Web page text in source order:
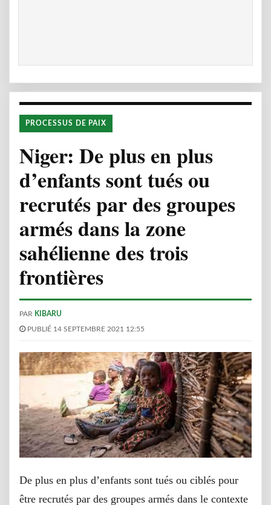
PROCESSUS DE PAIX
Niger: De plus en plus
d’enfants sont tués ou
recrutés par des groupes
armés dans la zone
sahélienne des trois
frontières
PAR KIBARU
PUBLIÉ 14 SEPTEMBRE 2021 12:55
De plus en plus d’enfants sont tués ou ciblés pour
être recrutés par des groupes armés dans le contexte